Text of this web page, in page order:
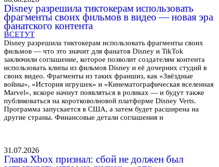
Disney разрешила тиктокерам использовать
фрагменты своих фильмов в видео — новая эра
фанатского контента
ВСЕТУТ
Disney разрешила тиктокерам использовать фрагменты своих
фильмов — что это значит для фанатов Disney и TikTok
заключили соглашение, которое позволит создателям контента
использовать клипы из фильмов Disney и её дочерних студий в
своих видео. Фрагменты из таких франшиз, как «Звёздные
войны», «История игрушек» и «Кинематографическая вселенная
Marvel», вскоре начнут появляться в роликах — и будут также
публиковаться на коротковолновой платформе Disney Verts.
Программа запускается в США, а затем будет расширена на
другие страны. Финансовые детали соглашения н
31.07.2026
Глава Xbox признал: сбой не должен был